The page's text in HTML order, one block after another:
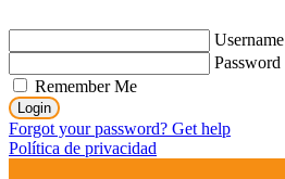
Username
Password
Remember Me
Login
Forgot your password? Get help
Política de privacidad